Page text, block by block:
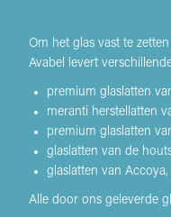
Om het glas vast te
Avabel levert
premium glaslatten
meranti herstellatten
premium glaslatten
glaslatten van de
glaslatten van
Alle door ons geleverde